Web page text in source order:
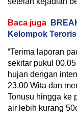
Baca juga
Kelompok
“Terima laporan
sekitar pukul
hujan dengan
23.00 Wita dan
Tonusu hingga ke
air lebih kurang